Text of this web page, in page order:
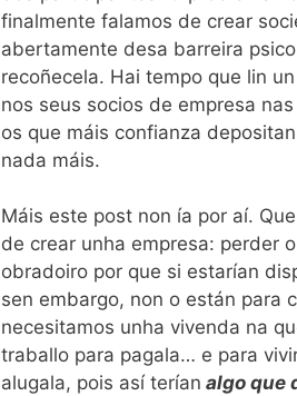
finalmente falamos de crear
abertamente desa barreira
recoñecela. Hai tempo que lin
nos seus socios de empresa
os que máis confianza
nada máis.
Máis este post non ía por aí.
de crear unha empresa: perder
obradoiro por que si estarían
sen embargo, non o están para
necesitamos unha vivenda na
traballo para pagala… e para
alugala, pois así terían algo que